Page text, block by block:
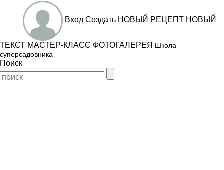
Вход Создать НОВЫЙ РЕЦЕПТ НОВЫЙ
ТЕКСТ МАСТЕР-КЛАСС ФОТОГАЛЕРЕЯ Школа
суперсадовника
Поиск